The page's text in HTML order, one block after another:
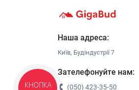
Кліщі
Ключі
Лопата
Наша адреса:
Київ, Будіндустрії 7
Зателефонуйте нам:
(050) 423-35-50
КНОПКА